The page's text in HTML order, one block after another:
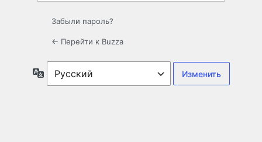
Забыли пароль?
← Перейти к Buzza
Язык